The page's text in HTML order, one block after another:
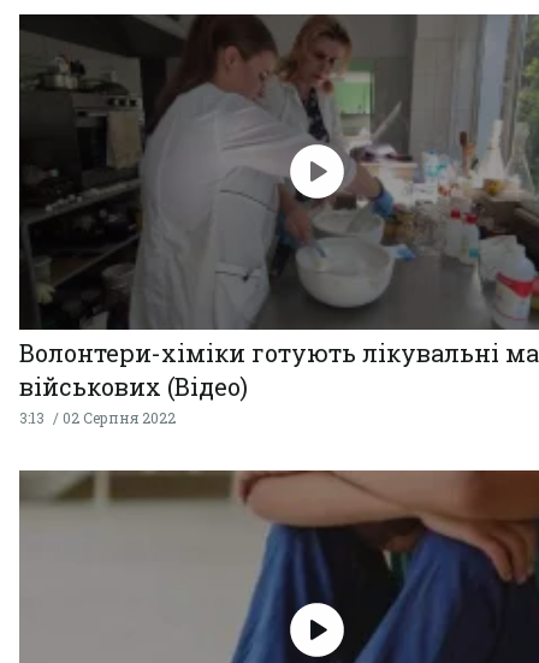
Волонтери-хіміки готують лікувальні
військових (Відео)
3:13 02 Серпня 2022